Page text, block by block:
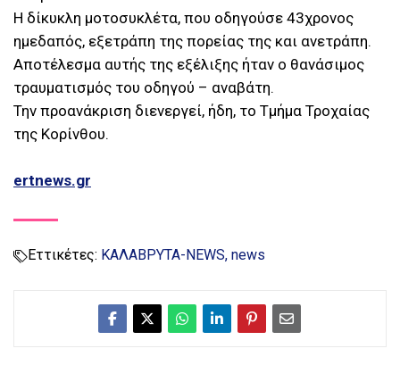
Η δίκυκλη μοτοσυκλέτα, που οδηγούσε 43χρονος
ημεδαπός, εξετράπη της πορείας της και ανετράπη.
Αποτέλεσμα αυτής της εξέλιξης ήταν ο θανάσιμος
τραυματισμός του οδηγού – αναβάτη.
Την προανάκριση διενεργεί, ήδη, το Τμήμα Τροχαίας
της Κορίνθου.
ertnews.gr
Εττικέτες: ΚΑΛΑΒΡΥΤΑ-NEWS news